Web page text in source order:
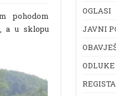
pohodom
a u sklopu
OGLASI
JAVNI